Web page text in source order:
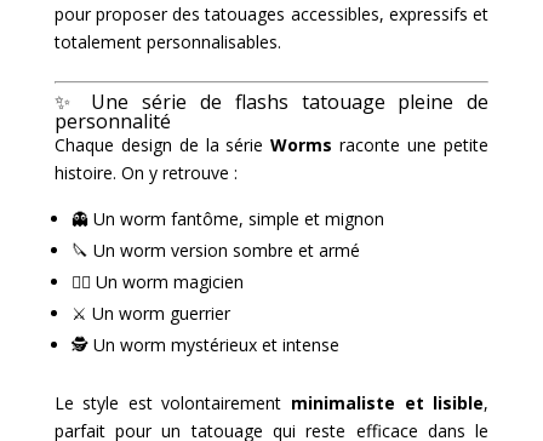
pour proposer des tatouages accessibles, expressifs et
totalement personnalisables.
✨ Une série de flashs tatouage pleine de
personnalité
Chaque design de la sérieWorms raconte une petite
histoire. On y retrouve :
👻 Un worm fantôme, simple et mignon
🔪 Un worm version sombre et armé
🧙‍♂️ Un worm magicien
⚔️ Un worm guerrier
🕵️ Un worm mystérieux et intense
Le style est volontairement minimaliste et lisible,
parfait pour un tatouage qui reste efficace dans le